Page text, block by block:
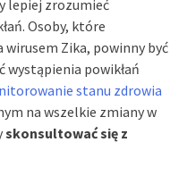
lepiej zrozumieć
Osoby, które
wirusem Zika, powinny być
wystąpienia powikłań
stanu zdrowia
na wszelkie zmiany w
skonsultować się z